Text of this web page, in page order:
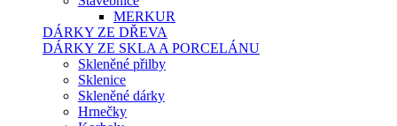
MERKUR
DÁRKY ZE DŘEVA
DÁRKY ZE SKLA A PORCELÁNU
Skleněné přilby
Sklenice
Skleněné dárky
Hrnečky